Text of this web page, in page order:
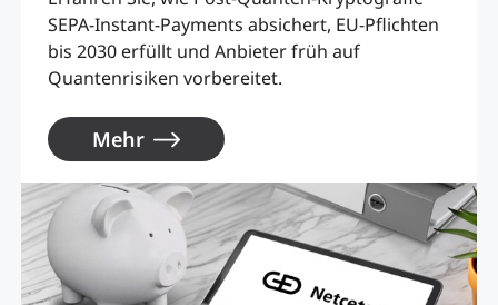
SEPA-Instant-Payments absichert, EU-Pflichten
bis 2030 erfüllt und Anbieter früh auf
Quantenrisiken vorbereitet.
Mehr